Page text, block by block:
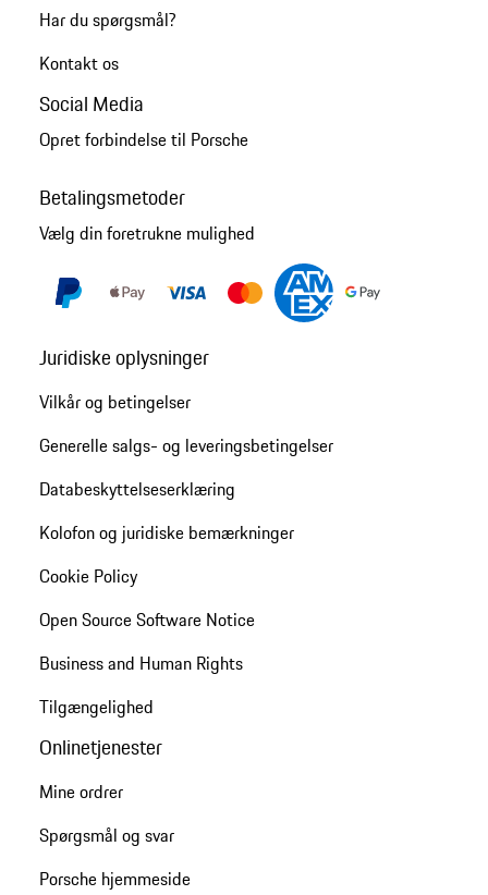
Har du spørgsmål?
Kontakt os
Social Media
Opret forbindelse til Porsche
Betalingsmetoder
Vælg din foretrukne mulighed
Juridiske oplysninger
Vilkår og betingelser
Generelle salgs- og leveringsbetingelser
Databeskyttelseserklæring
Kolofon og juridiske bemærkninger
Cookie Policy
Open Source Software Notice
Business and Human Rights
Tilgængelighed
Onlinetjenester
Mine ordrer
Spørgsmål og svar
Porsche hjemmeside